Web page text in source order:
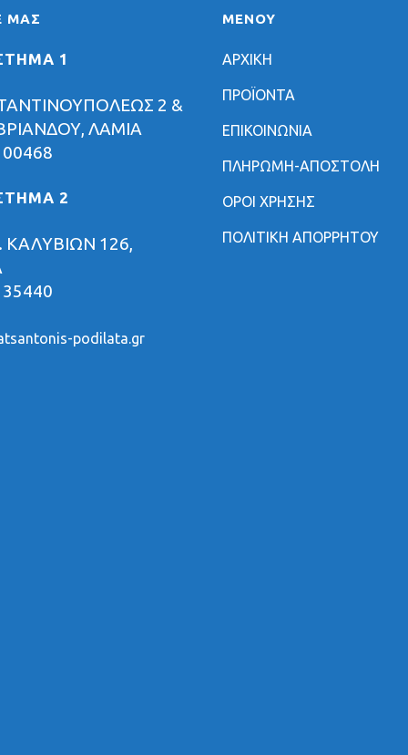
ΜΑΣ
1
2 &
ΛΑΜΙΑ
2
126,
podilata.gr
ΜΕΝΟΥ
ΑΡΧΙΚΗ
ΠΡΟΪΟΝΤΑ
ΕΠΙΚΟΙΝΩΝΙΑ
ΠΛΗΡΩΜΗ-ΑΠΟΣΤΟΛΗ
ΟΡΟΙ ΧΡΗΣΗΣ
ΠΟΛΙΤΙΚΗ ΑΠΟΡΡΗΤΟΥ